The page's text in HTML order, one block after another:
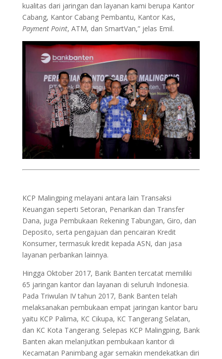
kualitas dari jaringan dan layanan kami berupa Kantor
Cabang, Kantor Cabang Pembantu, Kantor Kas,
Payment Point, ATM, dan SmartVan,” jelas Emil.
KCP Malingping melayani antara lain Transaksi
Keuangan seperti Setoran, Penarikan dan Transfer
Dana, juga Pembukaan Rekening Tabungan, Giro, dan
Deposito, serta pengajuan dan pencairan Kredit
Konsumer, termasuk kredit kepada ASN, dan jasa
layanan perbankan lainnya.
Hingga Oktober 2017, Bank Banten tercatat memiliki
65 jaringan kantor dan layanan di seluruh Indonesia.
Pada Triwulan IV tahun 2017, Bank Banten telah
melaksanakan pembukaan empat jaringan kantor baru
yaitu KCP Palima, KC Cikupa, KC Tangerang Selatan,
dan KC Kota Tangerang. Selepas KCP Malingping, Bank
Banten akan melanjutkan pembukaan kantor di
Kecamatan Panimbang agar semakin mendekatkan diri